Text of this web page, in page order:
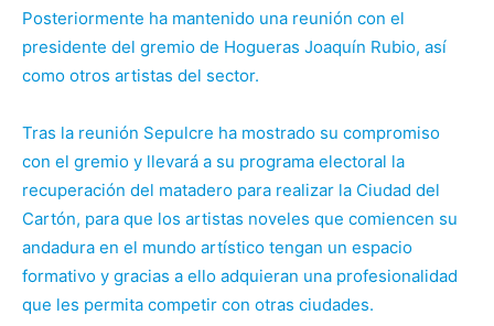
Posteriormente ha mantenido una reunión con el
presidente del gremio de Hogueras Joaquín Rubio, así
como otros artistas del sector.
Tras la reunión Sepulcre ha mostrado su compromiso
con el gremio y llevará a su programa electoral la
recuperación del matadero para realizar la Ciudad del
Cartón, para que los artistas noveles que comiencen su
andadura en el mundo artístico tengan un espacio
formativo y gracias a ello adquieran una profesionalidad
que les permita competir con otras ciudades.